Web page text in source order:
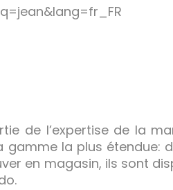
de l’expertise de la
la plus étendue:
en magasin, ils sont